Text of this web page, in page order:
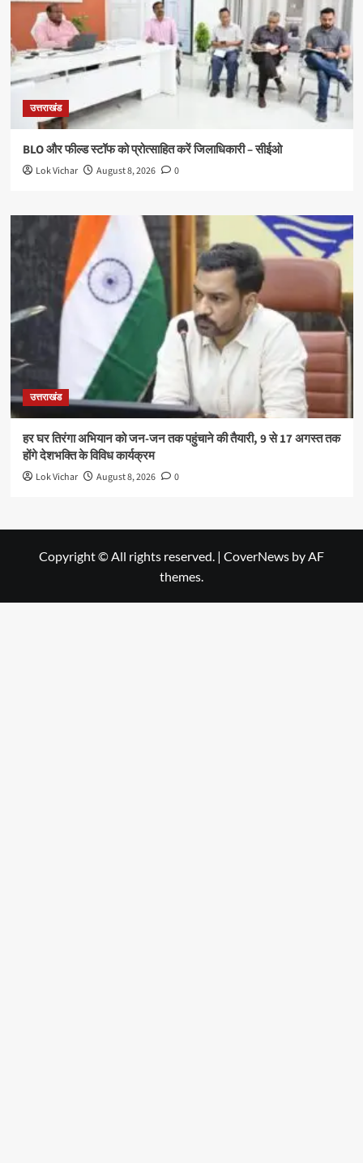
उत्तराखंड
BLO और फील्ड स्टॉफ को प्रोत्साहित करें जिलाधिकारी – सीईओ
Lok Vichar August 8, 2026 0
उत्तराखंड
हर घर तिरंगा अभियान को जन-जन तक पहुंचाने की तैयारी, 9 से 17 अगस्त तक
होंगे देशभक्ति के विविध कार्यक्रम
Lok Vichar August 8, 2026 0
Copyright © All rights reserved. | CoverNews by AF
themes.